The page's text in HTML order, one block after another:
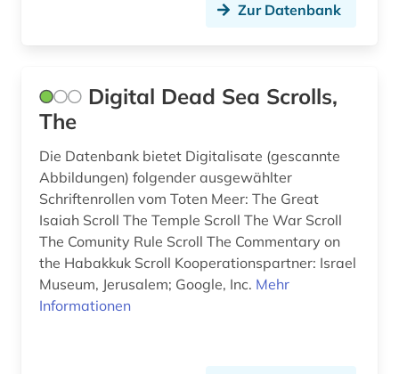
Zur Datenbank
Digital Dead Sea Scrolls,
The
Die Datenbank bietet Digitalisate (gescannte
Abbildungen) folgender ausgewählter
Schriftenrollen vom Toten Meer: The Great
Isaiah Scroll The Temple Scroll The War Scroll
The Comunity Rule Scroll The Commentary on
the Habakkuk Scroll Kooperationspartner: Israel
Museum, Jerusalem; Google, Inc. Mehr
Informationen